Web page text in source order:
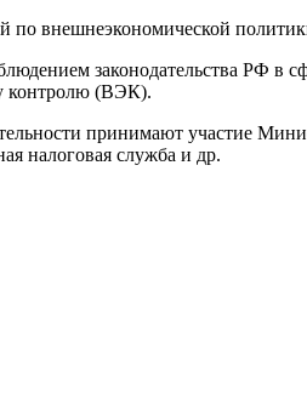
внешнеэкономической
законодательства РФ
контролю (ВЭК).
принимают участие
налоговая служба и др.